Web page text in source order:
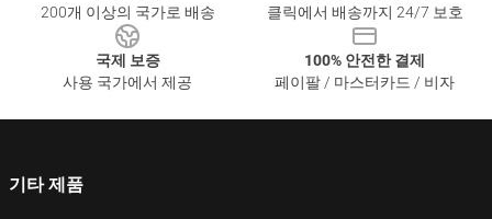
200개 이상의 국가로 배송
클릭에서 배송까지 24/7 보호
국제 보증
사용 국가에서 제공
100% 안전한 결제
페이팔 / 마스터카드 / 비자
기타 제품